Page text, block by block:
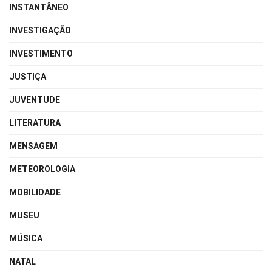
INSTANTÂNEO
INVESTIGAÇÃO
INVESTIMENTO
JUSTIÇA
JUVENTUDE
LITERATURA
MENSAGEM
METEOROLOGIA
MOBILIDADE
MUSEU
MÚSICA
NATAL